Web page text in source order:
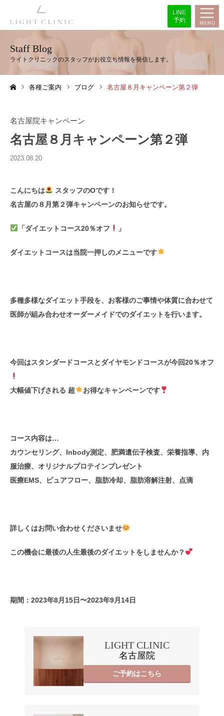
LINE
予約
Staff Blog
各種ご案内 ブログ 名古屋８月キャンペーン第２弾
名古屋院キャンペーン
名古屋８月キャンペーン第２弾
2023.08.20
こんにちは
スタッフのOです！
名古屋の８月第２弾キャンペーンのお知らせです。
「ダイエットコース20％オフ 」
ダイエットコースは当院一押しのメニューです
多種多様なダイエット手段を、お客様のご事情や体質に合わせて
医師が組み合わせオーダーメイドでのダイエットを行います。
今回はスタンダードコースとダイヤモンドコースが今回20％オフ
大幅値下げされる 超 お得なキャンペーンです
コース内容は…
カウンセリング、Inbody測定、肥満遺伝子検査、栄養指導、内
服治療、オリジナルプロテインプレゼント
医療EMS、ピュアフロー、脂肪冷却、脂肪溶解注射、点滴
詳しくはお問い合わせくださいませ
この機会に最後の人生最後のダイエットをしませんか？
期間：2023年8月15日〜2023年9月14日
LIGHT CLINIC
名古屋院
ご予約はこちら